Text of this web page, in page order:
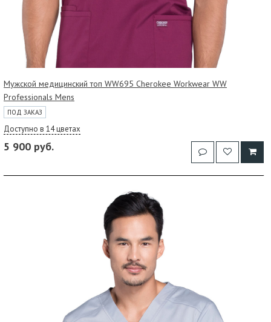
Мужской медицинский топ WW695 Cherokee Workwear WW
Professionals Mens
ПОД ЗАКАЗ
Доступно в 14 цветах
5 900 руб.